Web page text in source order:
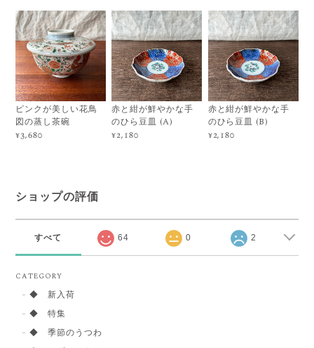
ピンクが美しい花鳥
図の蒸し茶碗
¥3,680
赤と紺が鮮やかな手
のひら豆皿 (A)
¥2,180
赤と紺が鮮やかな手
のひら豆皿 (B)
¥2,180
ショップの評価
すべて 64 0 2
CATEGORY
◆ 新入荷
◆ 特集
◆ 季節のうつわ